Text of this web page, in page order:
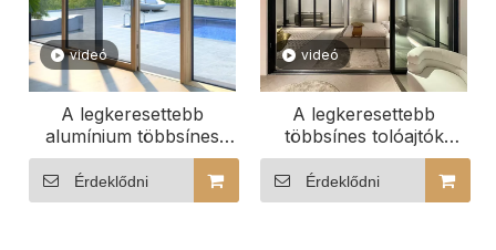
videó
A legkeresettebb
alumínium többsínes
tolóajtók Észak-
Amerikában
testreszabható
Érdeklődni
videó
A legkeresettebb
többsínes tolóajtók
Észak-Amerikában
testreszabható számú
tolósínnel
Érdeklődni